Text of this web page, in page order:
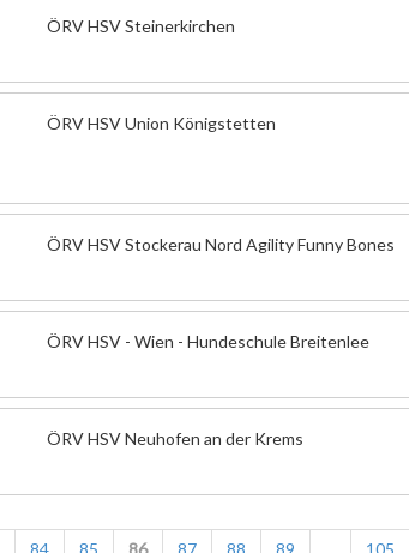
ÖRV HSV Steinerkirchen
ÖRV HSV Union Königstetten
ÖRV HSV Stockerau Nord Agility Funny Bones
ÖRV HSV - Wien - Hundeschule Breitenlee
ÖRV HSV Neuhofen an der Krems
84 85 86 87 88 89 ... 105